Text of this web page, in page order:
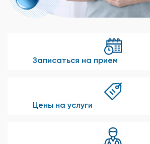
Записаться на прием
Цены на услуги